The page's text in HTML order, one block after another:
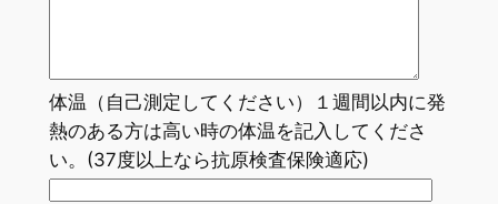
体温（自己測定してください）１週間以内に発
熱のある方は高い時の体温を記入してくださ
い。(37度以上なら抗原検査保険適応)